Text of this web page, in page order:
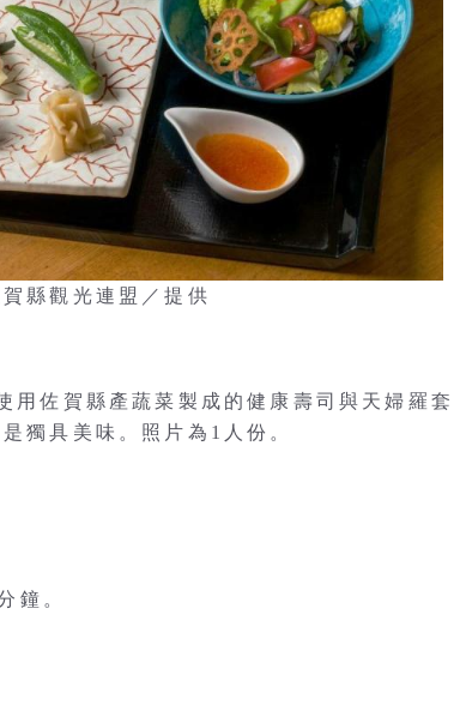
縣觀光連盟／提供
用佐賀縣產蔬菜製成的健康壽司與天婦羅套
獨具美味。照片為1人份。
鐘。